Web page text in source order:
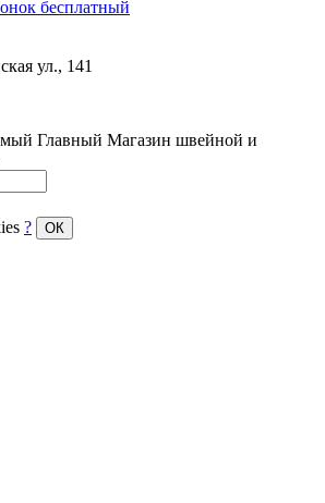
бесплатный
ул., 141
Главный Магазин швейной и
? ОК